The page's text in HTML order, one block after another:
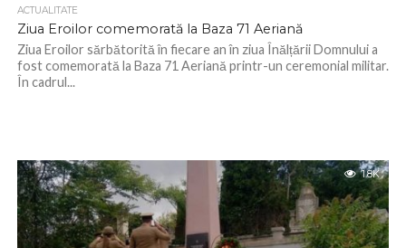
ACTUALITATE
Ziua Eroilor comemorată la Baza 71 Aeriană
Ziua Eroilor sărbătorită în fiecare an în ziua Înălțării Domnului a
fost comemorată la Baza 71 Aeriană printr-un ceremonial militar.
În cadrul...
1.8K